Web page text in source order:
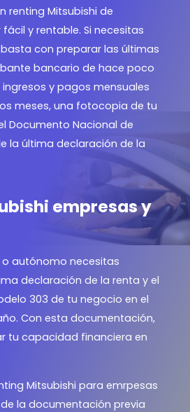
renting Mitsubishi de
y rentable. Si necesitas
con preparar las últimas
bancario de hace poco
y pagos mensuales
meses, una fotocopia de tu
Documento Nacional de
la última declaración de la
empresas y
o autónomo necesitas
declaración de la renta y el
303 de tu negocio en el
Con esta documentación,
tu capacidad financiera en
Mitsubishi para emrpesas
la documentación previa